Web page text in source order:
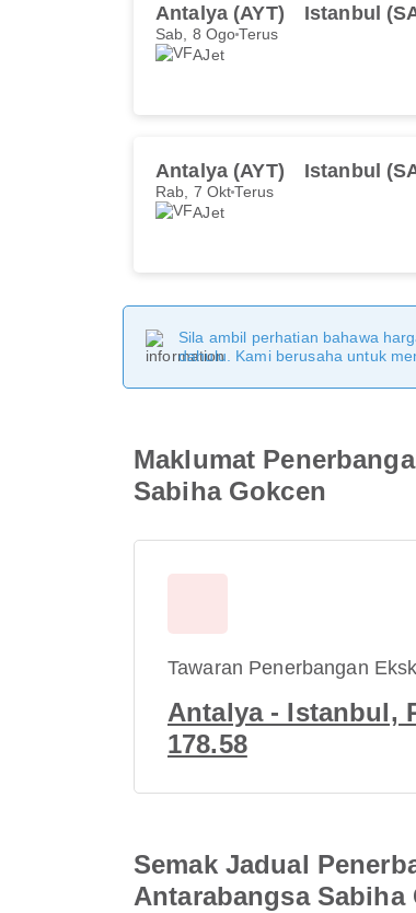
Antalya (AYT) Istanbul
Sab, 8 OgoTerus
AJet
Antalya (AYT) Istanbul
Rab, 7 OktTerus
AJet
Sila ambil perhatian bahawa
dahulu. Kami berusaha untuk
Maklumat
Sabiha Gokcen
Tawaran Penerbangan
Antalya - Istanbul,
178.58
Semak Jadual
Antarabangsa Sabiha